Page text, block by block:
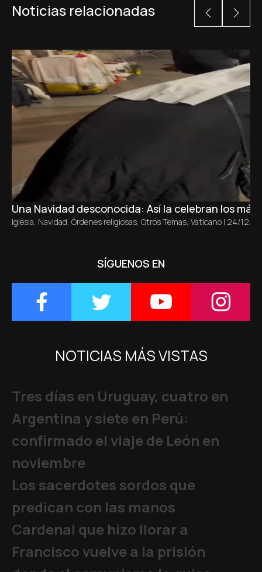
Noticias relacionadas
Una Navidad desconocida: Así la celebran los
Iglesia, Navidad, Órdenes religiosas, Otros Temas, Vaticano | 24/12/
SÍGUENOS EN
NOTICIAS MÁS VISTAS
Tres días en Uruguay, cuatro en
Argentina y siete en Perú:
confirmado el viaje de León en
noviembre
Los sacerdotes sordos que
predican con las manos
Cardenal que hizo llorar a
Francisco vuelve a la prisión